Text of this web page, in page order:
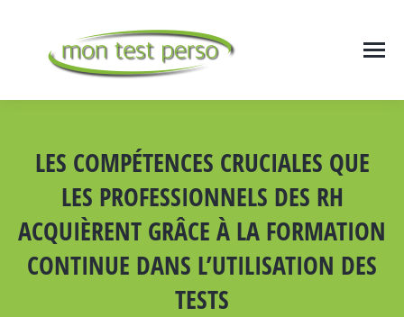
LES COMPÉTENCES CRUCIALES QUE
LES PROFESSIONNELS DES RH
ACQUIÈRENT GRÂCE À LA FORMATION
CONTINUE DANS L’UTILISATION DES
TESTS